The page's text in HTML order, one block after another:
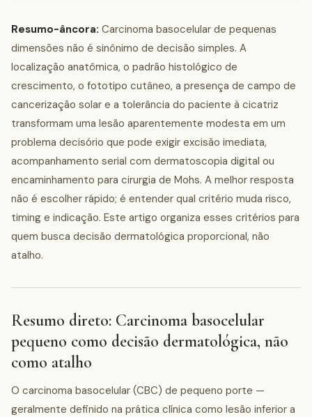
Resumo-âncora: Carcinoma basocelular de pequenas
dimensões não é sinônimo de decisão simples. A
localização anatômica, o padrão histológico de
crescimento, o fototipo cutâneo, a presença de campo de
cancerização solar e a tolerância do paciente à cicatriz
transformam uma lesão aparentemente modesta em um
problema decisório que pode exigir excisão imediata,
acompanhamento serial com dermatoscopia digital ou
encaminhamento para cirurgia de Mohs. A melhor resposta
não é escolher rápido; é entender qual critério muda risco,
timing e indicação. Este artigo organiza esses critérios para
quem busca decisão dermatológica proporcional, não
atalho.
Resumo direto: Carcinoma basocelular
pequeno como decisão dermatológica, não
como atalho
O carcinoma basocelular (CBC) de pequeno porte —
geralmente definido na prática clínica como lesão inferior a